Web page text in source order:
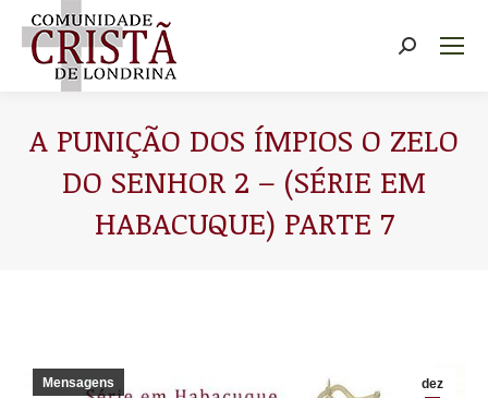
Buscar
A PUNIÇÃO DOS ÍMPIOS O ZELO
DO SENHOR 2 – (SÉRIE EM
HABACUQUE) PARTE 7
dez
Mensagens